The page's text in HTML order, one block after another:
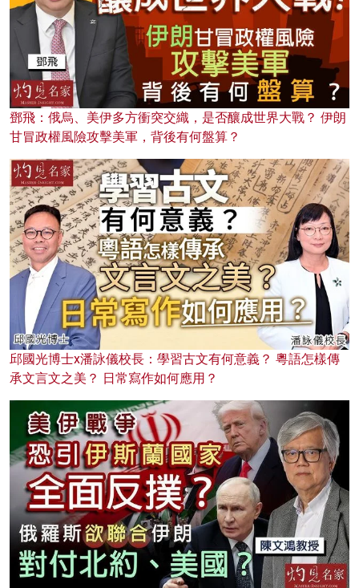
鄧飛：俄烏、美伊多方衝突交織，是否釀成世界大戰？ 伊朗
甘冒政權風險攻擊美軍，背後有何盤算？
邱國光博士x潘詠儀校長：學習古文有何意義？ 粵語怎樣傳
承文言文之美？ 日常寫作如何應用？